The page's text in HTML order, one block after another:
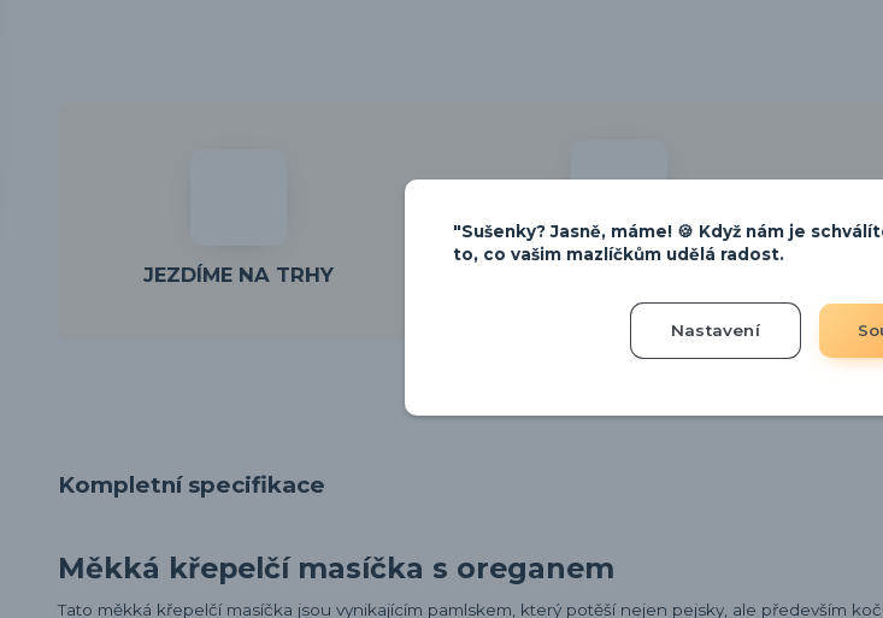
JEZDÍME NA TRHY
PARTNERSTVÍ S VETERINÁRNÍ
Kompletní specifikace
Měkká křepelčí masíčka s oreganem
Tato měkká křepelčí masíčka jsou vynikajícím pamlskem, který potěší nejen pejsky, ale především
"Sušenky? Jasně, máme! 🍪 Když nám je
to, co vašim mazlíčkům udělá radost.
Nastavení